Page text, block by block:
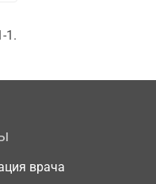
1.
врача